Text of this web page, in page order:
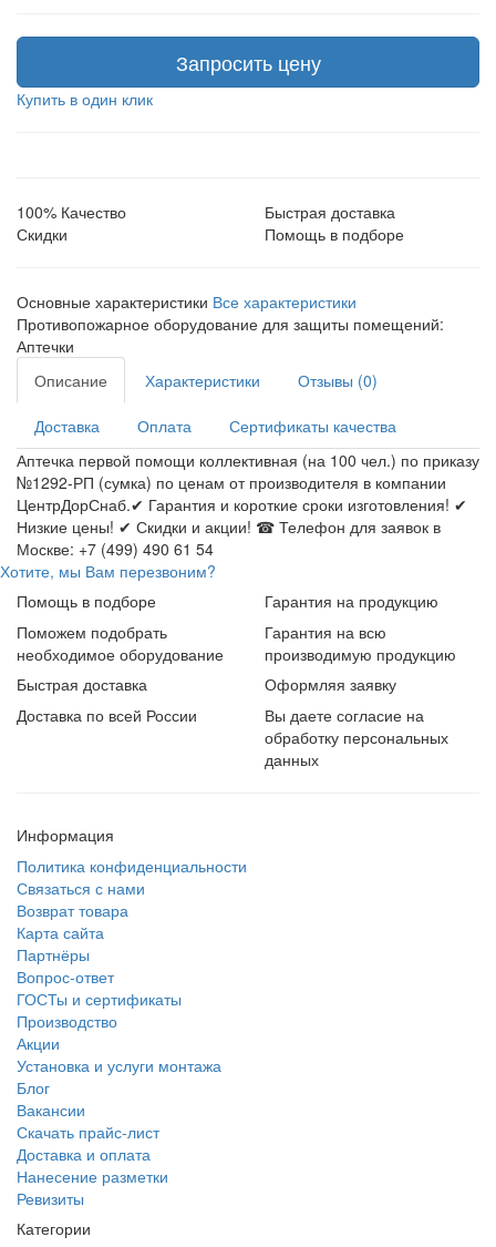
Запросить цену
Купить в один клик
100% Качество
Быстрая доставка
Скидки
Помощь в подборе
Основные характеристики Все характеристики
Противопожарное оборудование для защиты помещений:
Аптечки
Описание
Характеристики Отзывы (0)
Доставка Оплата
Сертификаты качества
Аптечка первой помощи коллективная (на 100 чел.) по приказу
№1292-РП (сумка) по ценам от производителя в компании
ЦентрДорСнаб.✔ Гарантия и короткие сроки изготовления! ✔
Низкие цены! ✔ Скидки и акции! ☎ Телефон для заявок в
Москве: +7 (499) 490 61 54
Хотите, мы Вам перезвоним?
Помощь в подборе
Поможем подобрать
необходимое оборудование
Гарантия на продукцию
Гарантия на всю
производимую продукцию
Быстрая доставка
Доставка по всей России
Оформляя заявку
Вы даете согласие на
обработку персональных
данных
Информация
Политика конфиденциальности
Связаться с нами
Возврат товара
Карта сайта
Партнёры
Вопрос-ответ
ГОСТы и сертификаты
Производство
Акции
Установка и услуги монтажа
Блог
Вакансии
Скачать прайс-лист
Доставка и оплата
Нанесение разметки
Ревизиты
Категории